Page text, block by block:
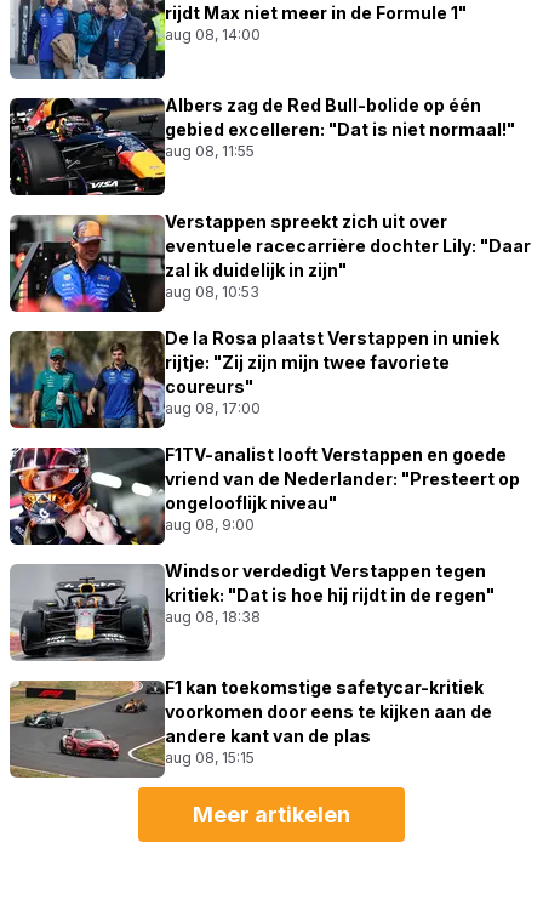
rijdt Max niet meer in de Formule 1"
aug 08, 14:00
Albers zag de Red Bull-bolide op één
gebied excelleren: "Dat is niet normaal!"
aug 08, 11:55
Verstappen spreekt zich uit over
eventuele racecarrière dochter Lily: "Daar
zal ik duidelijk in zijn"
aug 08, 10:53
De la Rosa plaatst Verstappen in uniek
rijtje: "Zij zijn mijn twee favoriete
coureurs"
aug 08, 17:00
F1TV-analist looft Verstappen en goede
vriend van de Nederlander: "Presteert op
ongelooflijk niveau"
aug 08, 9:00
Windsor verdedigt Verstappen tegen
kritiek: "Dat is hoe hij rijdt in de regen"
aug 08, 18:38
F1 kan toekomstige safetycar-kritiek
voorkomen door eens te kijken aan de
andere kant van de plas
aug 08, 15:15
Meer artikelen